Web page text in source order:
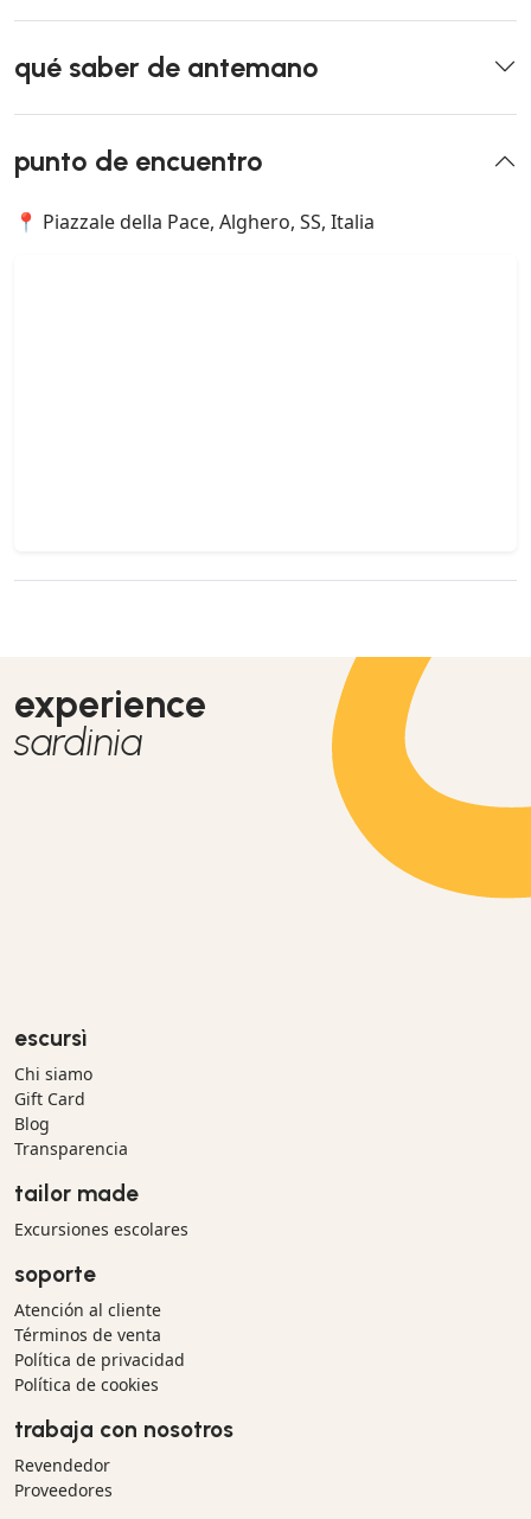
qué saber de antemano
punto de encuentro
📍 Piazzale della Pace, Alghero, SS, Italia
experience
sardinia
escursì
Chi siamo
Gift Card
Blog
Transparencia
tailor made
Excursiones escolares
soporte
Atención al cliente
Términos de venta
Política de privacidad
Política de cookies
trabaja con nosotros
Revendedor
Proveedores